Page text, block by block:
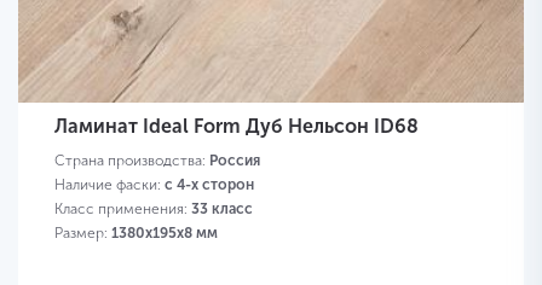
Ламинат Ideal Form Дуб Нельсон ID68
Страна производства: Россия
Наличие фаски: с 4-х сторон
Класс применения: 33 класс
Размер: 1380х195х8 мм